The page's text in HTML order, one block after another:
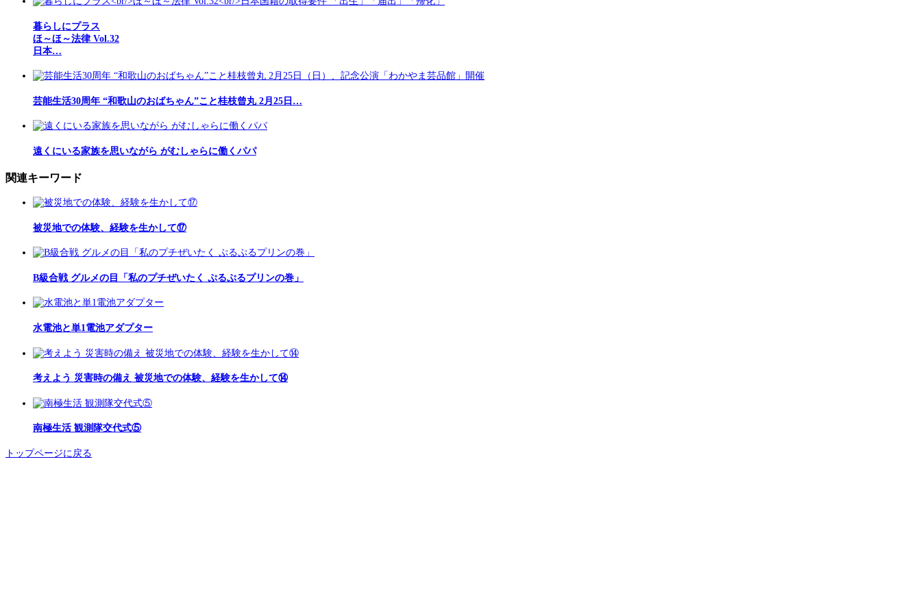
暮らしにプラス
ほ～ほ～法律 Vol.32
日本…
芸能生活30周年 “和歌山のおばちゃん”こと桂枝曾丸 2月25日…
遠くにいる家族を思いながら がむしゃらに働くパパ
関連キーワード
被災地での体験、経験を生かして⑰
B級合戦 グルメの目「私のプチぜいたく ぷるぷるプリンの巻」
水電池と単1電池アダプター
考えよう 災害時の備え 被災地での体験、経験を生かして⑭
南極生活 観測隊交代式⑤
トップページに戻る